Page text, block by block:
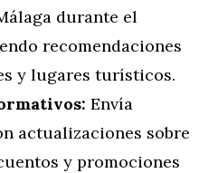
durante el
recomendaciones
y lugares turísticos.
Envía
actualizaciones sobre
y promociones